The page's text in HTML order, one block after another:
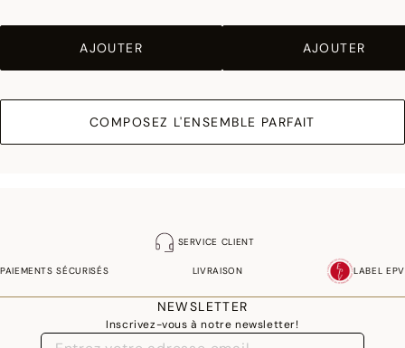
AJOUTER AJOUTER
COMPOSEZ L'ENSEMBLE PARFAIT
SERVICE CLIENT
PAIEMENTS SÉCURISÉS LIVRAISON LABEL EPV
NEWSLETTER
Inscrivez-vous à notre newsletter!